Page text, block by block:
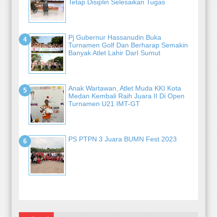
Tetap Disiplin Selesaikan Tugas
Pj Gubernur Hassanudin Buka
Turnamen Golf Dan Berharap Semakin
Banyak Atlet Lahir DarI Sumut
Anak Wartawan, Atlet Muda KKI Kota
Medan Kembali Raih Juara II Di Open
Turnamen U21 IMT-GT
PS PTPN 3 Juara BUMN Fest 2023
-